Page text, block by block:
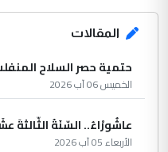
المقالات
حتمية حصر السلاح
الخميس 06 آب 2026
عاشُورْاءُ.. السّنَةُ
الأربعاء 05 آب 2026